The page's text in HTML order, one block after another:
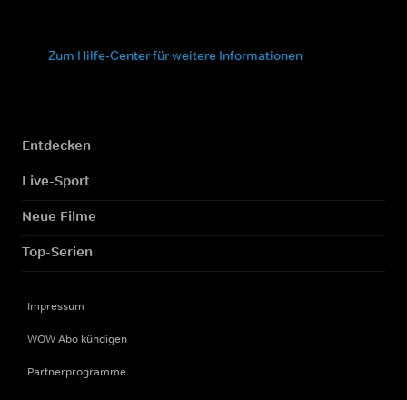
Zum Hilfe-Center für weitere Informationen
Entdecken
Live-Sport
Neue Filme
Top-Serien
Impressum
WOW Abo kündigen
Partnerprogramme